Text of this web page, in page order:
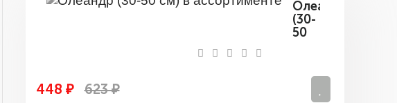
Олеандр
(30-
50
448 ₽ 623 ₽